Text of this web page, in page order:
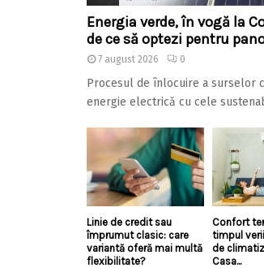
Energia verde, în vogă la
de ce să optezi pentru
7 august 2026 0
Procesul de înlocuire a surselor
energie electrică cu cele
Linie de credit sau
împrumut clasic: care
variantă oferă mai multă
flexibilitate?
Confort
timpul
de
Casa...